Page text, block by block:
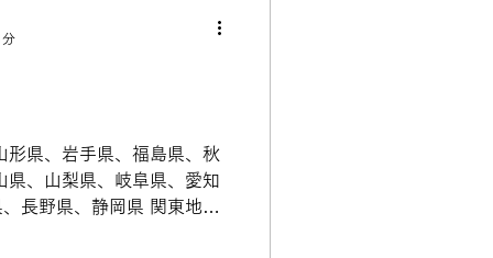
形県、岩手県、福島県、秋
県、山梨県、岐阜県、愛知
長野県、静岡県 関東地方
分